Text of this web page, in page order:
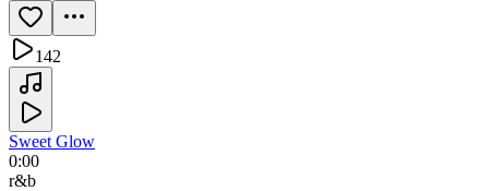
142
Sweet Glow
0:00
r&b